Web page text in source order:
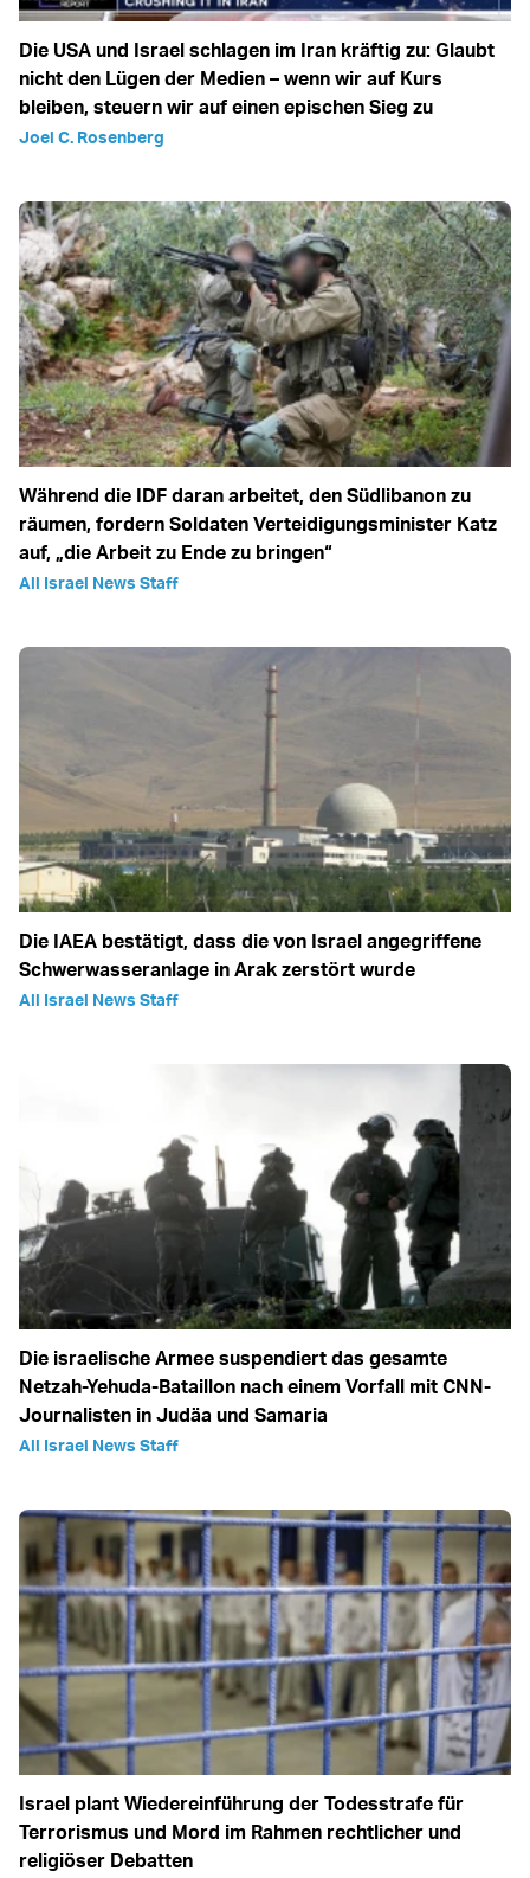
Die USA und Israel schlagen im Iran kräftig zu: Glaubt
nicht den Lügen der Medien – wenn wir auf Kurs
bleiben, steuern wir auf einen epischen Sieg zu
Joel C. Rosenberg
Während die IDF daran arbeitet, den Südlibanon zu
räumen, fordern Soldaten Verteidigungsminister Katz
auf, „die Arbeit zu Ende zu bringen“
All Israel News Staff
Die IAEA bestätigt, dass die von Israel angegriffene
Schwerwasseranlage in Arak zerstört wurde
All Israel News Staff
Die israelische Armee suspendiert das gesamte
Netzah-Yehuda-Bataillon nach einem Vorfall mit CNN-
Journalisten in Judäa und Samaria
All Israel News Staff
Israel plant Wiedereinführung der Todesstrafe für
Terrorismus und Mord im Rahmen rechtlicher und
religiöser Debatten